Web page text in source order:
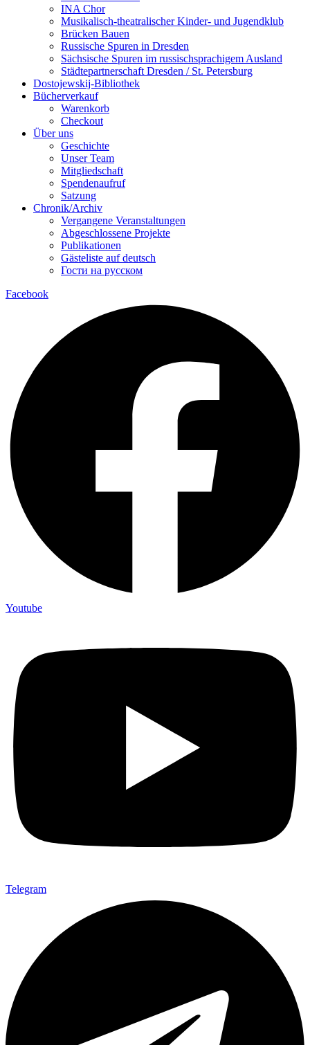
INA Chor
Musikalisch-theatralischer Kinder- und Jugendklub
Brücken Bauen
Russische Spuren in Dresden
Sächsische Spuren im russischsprachigem Ausland
Städtepartnerschaft Dresden / St. Petersburg
Dostojewskij-Bibliothek
Bücherverkauf
Warenkorb
Checkout
Über uns
Geschichte
Unser Team
Mitgliedschaft
Spendenaufruf
Satzung
Chronik/Archiv
Vergangene Veranstaltungen
Abgeschlossene Projekte
Publikationen
Gästeliste auf deutsch
Гости на русском
Facebook
Youtube
Telegram